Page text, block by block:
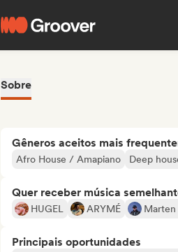
Sobre
Gêneros aceitos mais
Afro House / Amapiano Deep
Quer receber música
HUGEL ARYMÉ Marten
Principais oportunidades